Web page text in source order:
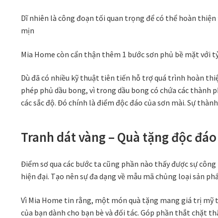
Dĩ nhiên là công đoạn tối quan trọng để có thể hoàn
mịn
Mia Home còn cẩn thận thêm 1 bước sơn phủ bề mặt
Dù đã có nhiều kỹ thuật tiên tiến hỗ trợ quá trình hoàn
phép phủ dầu bong, vì trong dầu bong có chứa các thành
các sắc độ. Đó chính là điểm độc đáo của sơn mài. Sự
Tranh dát vàng – Quà tặng độc đáo
Điểm sơ qua các bước ta cũng phần nào thấy được sự
hiện đại. Tạo nên sự đa dạng về mẫu mã chủng loại sản
Vì Mia Home tin rằng, một món quà tặng mang giá trị
của bạn dành cho bạn bè và đối tác. Góp phần thắt chặt